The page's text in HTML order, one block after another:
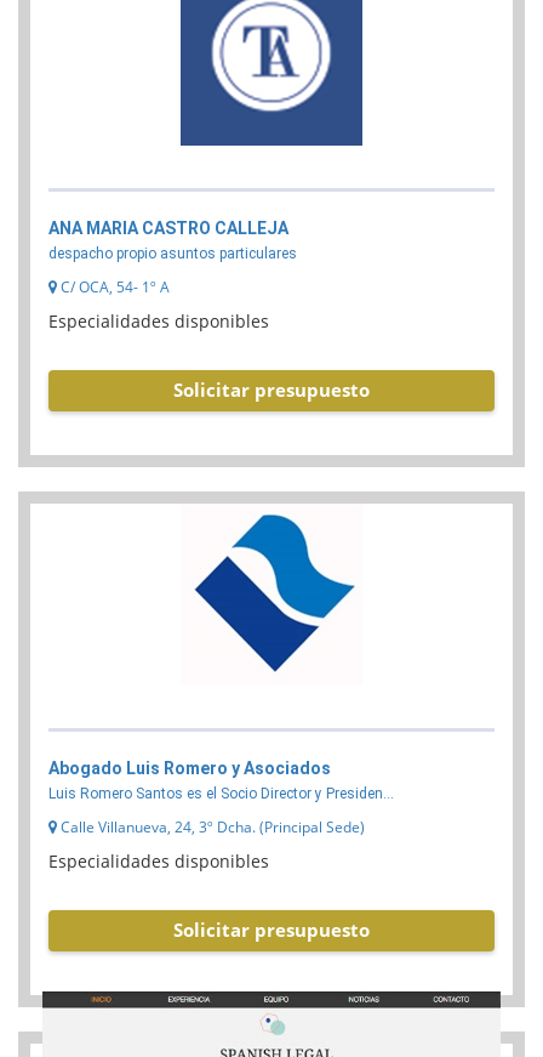
ANA MARIA CASTRO CALLEJA
despacho propio asuntos particulares
C/ OCA, 54- 1º A
Especialidades disponibles
Solicitar presupuesto
Abogado Luis Romero y Asociados
Luis Romero Santos es el Socio Director y Presiden...
Calle Villanueva, 24, 3º Dcha. (Principal Sede)
Especialidades disponibles
Solicitar presupuesto